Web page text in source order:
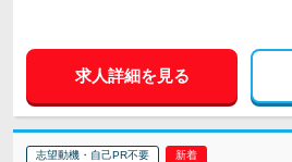
求人詳細を見る
志望動機・自己PR不要